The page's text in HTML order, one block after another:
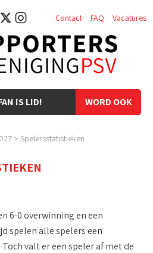
WORD OOK
IS LID!
Contact FAQ Vacatures
> Spelersstatistieken
6-0 overwinning en een
spelen alle spelers een
valt er een speler af met de